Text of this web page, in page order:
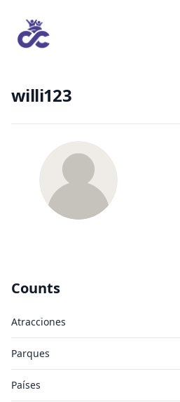
willi123
Counts
Atracciones
Parques
Países